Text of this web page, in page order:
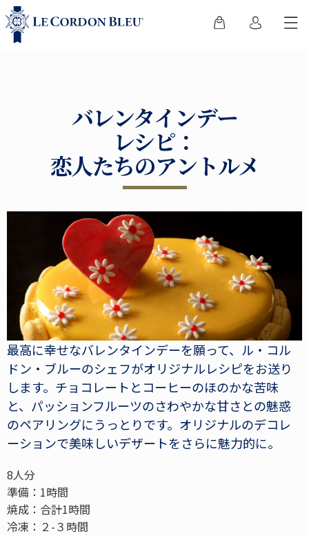
バレンタインデー
レシピ：
恋人たちのアントルメ
最高に幸せなバレンタインデーを願って、ル・コル
ドン・ブルーのシェフがオリジナルレシピをお送り
します。チョコレートとコーヒーのほのかな苦味
と、パッションフルーツのさわやかな甘さとの魅惑
のペアリングにうっとりです。オリジナルのデコレ
ーションで美味しいデザートをさらに魅力的に。
8人分
準備：1時間
焼成：合計1時間
冷凍：２-３時間